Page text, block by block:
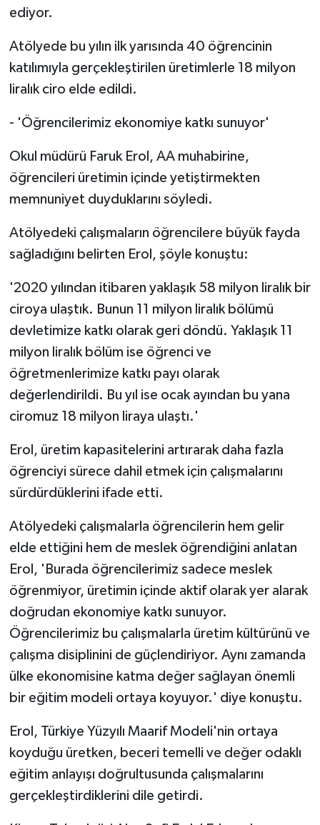
ediyor.
Atölyede bu yılın ilk yarısında 40 öğrencinin
katılımıyla gerçekleştirilen üretimlerle 18 milyon
liralık ciro elde edildi.
- 'Öğrencilerimiz ekonomiye katkı sunuyor'
Okul müdürü Faruk Erol, AA muhabirine,
öğrencileri üretimin içinde yetiştirmekten
memnuniyet duyduklarını söyledi.
Atölyedeki çalışmaların öğrencilere büyük fayda
sağladığını belirten Erol, şöyle konuştu:
'2020 yılından itibaren yaklaşık 58 milyon liralık bir
ciroya ulaştık. Bunun 11 milyon liralık bölümü
devletimize katkı olarak geri döndü. Yaklaşık 11
milyon liralık bölüm ise öğrenci ve
öğretmenlerimize katkı payı olarak
değerlendirildi. Bu yıl ise ocak ayından bu yana
ciromuz 18 milyon liraya ulaştı.'
Erol, üretim kapasitelerini artırarak daha fazla
öğrenciyi sürece dahil etmek için çalışmalarını
sürdürdüklerini ifade etti.
Atölyedeki çalışmalarla öğrencilerin hem gelir
elde ettiğini hem de meslek öğrendiğini anlatan
Erol, 'Burada öğrencilerimiz sadece meslek
öğrenmiyor, üretimin içinde aktif olarak yer alarak
doğrudan ekonomiye katkı sunuyor.
Öğrencilerimiz bu çalışmalarla üretim kültürünü ve
çalışma disiplinini de güçlendiriyor. Aynı zamanda
ülke ekonomisine katma değer sağlayan önemli
bir eğitim modeli ortaya koyuyor.' diye konuştu.
Erol, Türkiye Yüzyılı Maarif Modeli'nin ortaya
koyduğu üretken, beceri temelli ve değer odaklı
eğitim anlayışı doğrultusunda çalışmalarını
gerçekleştirdiklerini dile getirdi.